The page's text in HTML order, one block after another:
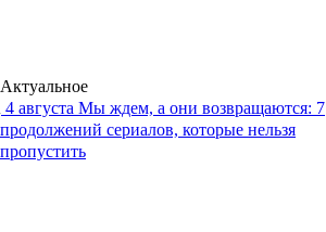
Актуальное
4 августа Мы ждем, а они возвращаются: 7
продолжений сериалов, которые нельзя
пропустить